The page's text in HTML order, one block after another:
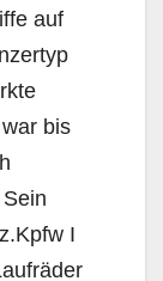
auf
bis
I